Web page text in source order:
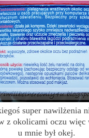
super nawilżenia
z okolicami oczu
u mnie był okej.